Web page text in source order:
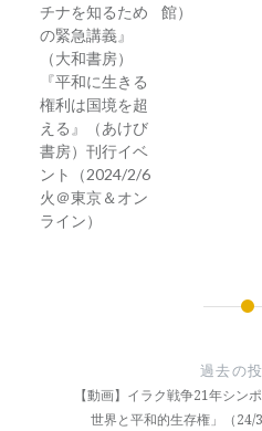
チナを知るため
の緊急講義』
（大和書房）
『平和に生きる
権利は国境を超
える』（あけび
書房）刊行イベ
ント（2024/2/6
火＠東京＆オン
ライン）
館）
過去の
【動画】イラク戦争21年シン
世界と平和的生存権」（24/